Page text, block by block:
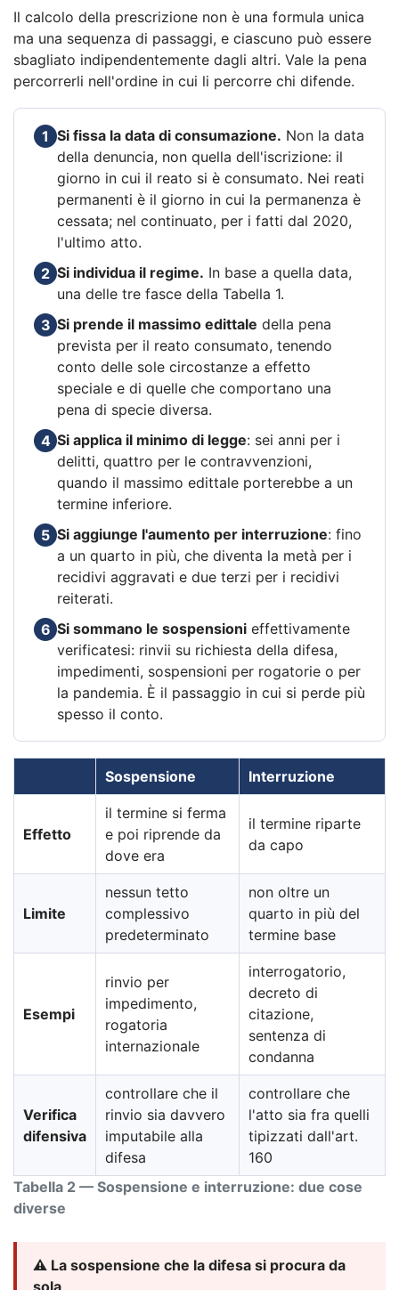
Il calcolo della prescrizione non è una formula unica
ma una sequenza di passaggi, e ciascuno può essere
sbagliato indipendentemente dagli altri. Vale la pena
percorrerli nell'ordine in cui li percorre chi difende.
1 Si fissa la data di consumazione. Non la data
della denuncia, non quella dell'iscrizione: il
giorno in cui il reato si è consumato. Nei reati
permanenti è il giorno in cui la permanenza è
cessata; nel continuato, per i fatti dal 2020,
l'ultimo atto.
2 Si individua il regime. In base a quella data,
una delle tre fasce della Tabella 1.
3 Si prende il massimo edittale della pena
prevista per il reato consumato, tenendo
conto delle sole circostanze a effetto
speciale e di quelle che comportano una
pena di specie diversa.
4 Si applica il minimo di legge: sei anni per i
delitti, quattro per le contravvenzioni,
quando il massimo edittale porterebbe a un
termine inferiore.
5 Si aggiunge l'aumento per interruzione: fino
a un quarto in più, che diventa la metà per i
recidivi aggravati e due terzi per i recidivi
reiterati.
6 Si sommano le sospensioni effettivamente
verificatesi: rinvii su richiesta della difesa,
impedimenti, sospensioni per rogatorie o per
la pandemia. È il passaggio in cui si perde più
spesso il conto.
Tabella 2 — Sospensione e interruzione: due cose
diverse
Sospensione Interruzione
Effetto
il termine si ferma
e poi riprende da
dove era
il termine riparte
da capo
Limite
nessun tetto
complessivo
predeterminato
non oltre un
quarto in più del
termine base
Esempi
rinvio per
impedimento,
rogatoria
internazionale
interrogatorio,
decreto di
citazione,
sentenza di
condanna
Verifica
difensiva
controllare che il
rinvio sia davvero
imputabile alla
difesa
controllare che
l'atto sia fra quelli
tipizzati dall'art.
160
⚠️ La sospensione che la difesa si procura da
sola